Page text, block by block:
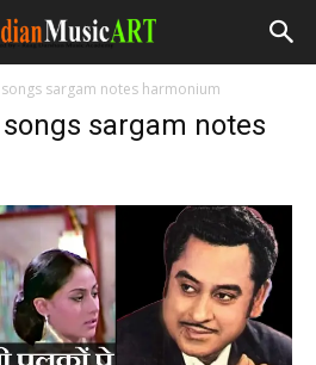
sargam notes harmonium
sargam notes